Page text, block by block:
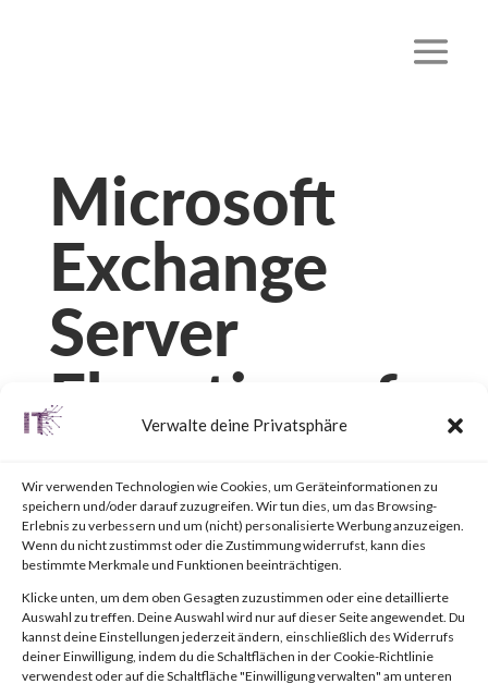
Verwalte deine Privatsphäre
Wir verwenden Technologien wie Cookies, um Geräteinformationen zu
speichern und/oder darauf zuzugreifen. Wir tun dies, um das Browsing-
Erlebnis zu verbessern und um (nicht) personalisierte Werbung anzuzeigen.
Wenn du nicht zustimmst oder die Zustimmung widerrufst, kann dies
bestimmte Merkmale und Funktionen beeinträchtigen.
Klicke unten, um dem oben Gesagten zuzustimmen oder eine detaillierte
Auswahl zu treffen. Deine Auswahl wird nur auf dieser Seite angewendet. Du
kannst deine Einstellungen jederzeit ändern, einschließlich des Widerrufs
deiner Einwilligung, indem du die Schaltflächen in der Cookie-Richtlinie
verwendest oder auf die Schaltfläche "Einwilligung verwalten" am unteren
Microsoft
Exchange
Server
Elevation of
Privilege
Vulnerability
(CVE-2024-
21410)